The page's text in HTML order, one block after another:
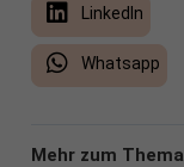
LinkedIn
Whatsapp
Mehr zum Thema